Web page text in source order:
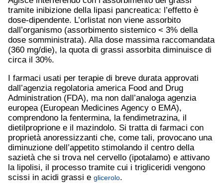
tramite inibizione della lipasi pancreatica: l’effetto è
dose-dipendente. L’orlistat non viene assorbito
dall’organismo (assorbimento sistemico < 3% della
dose somministrata). Alla dose massima raccomandata
(360 mg/die), la quota di grassi assorbita diminuisce di
circa il 30%.
I farmaci usati per terapie di breve durata approvati
dall’agenzia regolatoria america Food and Drug
Administration (FDA), ma non dall’analoga agenzia
europea (European Medicines Agency o EMA),
comprendono la fentermina, la fendimetrazina, il
dietilproprione e il mazindolo. Si tratta di farmaci con
proprietà anoressizzanti che, come tali, provocano una
diminuzione dell’appetito stimolando il centro della
sazietà che si trova nel cervello (ipotalamo) e attivano
la lipolisi, il processo tramite cui i trigliceridi vengono
scissi in acidi grassi e glicerolo.